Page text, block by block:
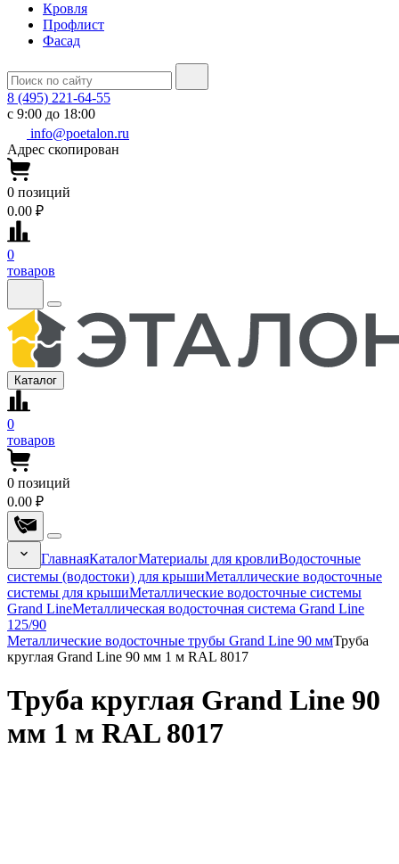
Кровля
Профлист
Фасад
8 (495) 221-64-55
с 9:00 до 18:00
info@poetalon.ru
Адрес скопирован
0 позиций
0.00 ₽
0
товаров
Каталог
0
товаров
0 позиций
0.00 ₽
ГлавнаяКаталогМатериалы для кровлиВодосточные
системы (водостоки) для крышиМеталлические водосточные
системы для крышиМеталлические водосточные системы
Grand LineМеталлическая водосточная система Grand Line
125/90
Металлические водосточные трубы Grand Line 90 ммТруба
круглая Grand Line 90 мм 1 м RAL 8017
Труба круглая Grand Line 90
мм 1 м RAL 8017